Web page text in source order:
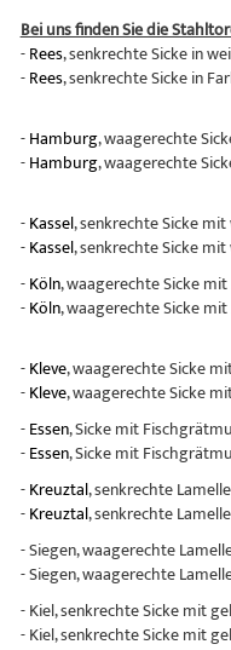
Bei uns finden Sie die
-Rees, senkrechte Sicke in
-Rees, senkrechte Sicke in
-Hamburg, waagerechte
-Hamburg, waagerechte
-Kassel, senkrechte Sicke
-Kassel, senkrechte Sicke
-Köln, waagerechte Sicke
-Köln, waagerechte Sicke
-Kleve, waagerechte Sicke
-Kleve, waagerechte Sicke
-Essen, Sicke mit
-Essen, Sicke mit
-Kreuztal, senkrechte
-Kreuztal, senkrechte
- Siegen, waagerechte
- Siegen, waagerechte
- Kiel, senkrechte Sicke mit
- Kiel, senkrechte Sicke mit